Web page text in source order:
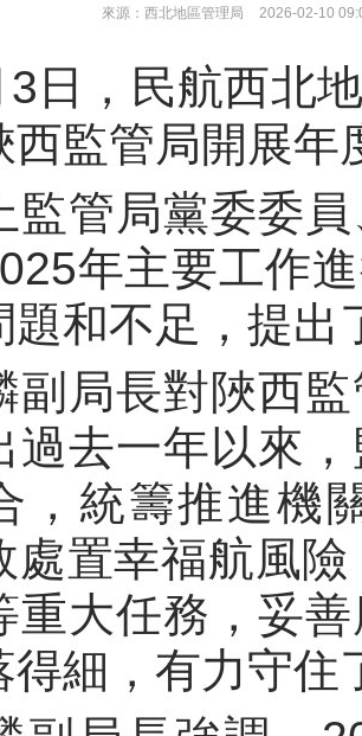
來源：西北地區管理局 2026-02-10
3 日，民航西北
西監管局開展年
監管局黨委委
年主要工作
題和不足，提出
副局長對陜西
過去一年以來
，統籌推進機
處置幸福航風
重大任務，妥
得細，有力守住